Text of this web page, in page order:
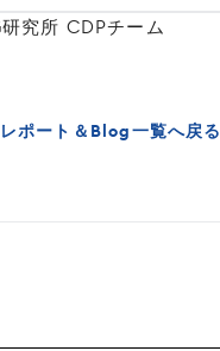
究所 CDPチーム
ポート＆Blog一覧へ戻る